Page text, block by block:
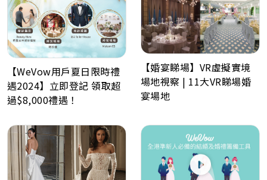
【WeVow用戶夏日限時禮
遇2024】立即登記 領取超
過$8,000禮遇！
【婚宴睇場】VR虛擬實境
場地視察 | 11大VR睇場婚
宴場地